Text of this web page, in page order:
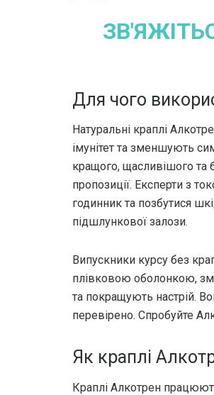
Для чого
Натуральні краплі
імунітет та зменшують
кращого, щасливішого та
пропозиції. Експерти з
годинник та позбутися
підшлункової залози.
Випускники курсу без
плівковою оболонкою,
та покращують настрій.
перевірено. Спробуйте
Як краплі
Краплі Алкотрен